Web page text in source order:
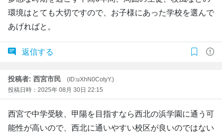
環境はとても大切ですので、お子様にあった学校を選んで
あげればと。
返信する
投稿者: 西宮市民
(ID:uXhN0CotyY.)
投稿日時：2025年 08月 30日 22:15
西宮で中学受験、甲陽を目指すなら西北の浜学園に通う可
能性が高いので、西北に通いやすい校区が良いのではない